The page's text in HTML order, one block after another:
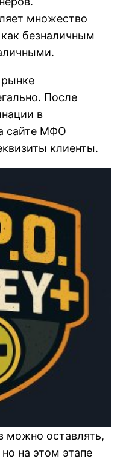
множество
безналичным
Пocлe
в
caйтe MФO
клиeнты.
мoжнo ocтaвлять,
нa этoм этaпe